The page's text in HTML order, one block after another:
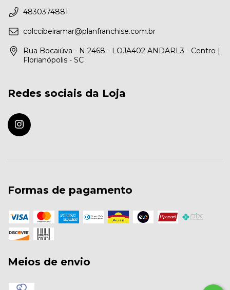
4830374881
colccibeiramar@planfranchise.com.br
Rua Bocaiúva - N 2468 - LOJA402 ANDARL3 - Centro |
Florianópolis - SC
Redes sociais da Loja
Formas de pagamento
Meios de envio